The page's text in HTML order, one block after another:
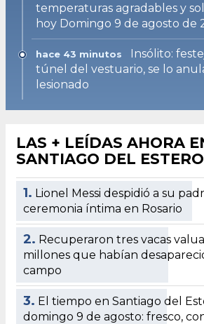
temperaturas agradables y
hoy Domingo 9 de agosto de
hace 43 minutos
Insólito:
túnel del vestuario, se lo
lesionado
LAS + LEÍDAS AHORA
SANTIAGO DEL ESTERO
1. Lionel Messi despidió a su
ceremonia íntima en Rosario
2. Recuperaron tres vacas
millones que habían
campo
3. El tiempo en Santiago del
domingo 9 de agosto: fresco,